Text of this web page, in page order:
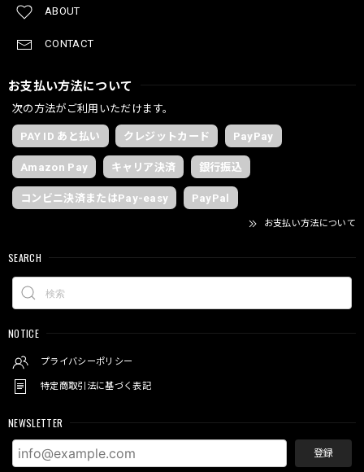
ABOUT
CONTACT
お支払い方法について
次の方法がご利用いただけます。
PAY ID あと払い クレジットカード PayPay
Amazon Pay キャリア決済 銀行振込
コンビニ決済またはPay-easy PayPal
お支払い方法について
SEARCH
NOTICE
プライバシーポリシー
特定商取引法に基づく表記
NEWSLETTER
登録